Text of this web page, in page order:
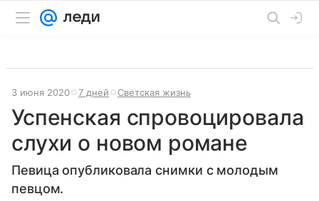
3 июня 2020 7 дней Светская жизнь
Успенская спровоцировала
слухи о новом романе
Певица опубликовала снимки с молодым
певцом.